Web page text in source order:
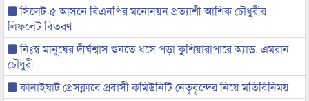
সিলেট-৫ আসনে বিএনপির মনোনয়ন প্রত্যাশী আশিক চৌধুরীর
লিফলেট বিতরণ
নিঃস্ব মানুষের দীর্ঘশ্বাস শুনতে ধসে পড়া কুশিয়ারাপারে অ্যাড. এমরান
চৌধুরী
কানাইঘাট প্রেসক্লাবে প্রবাসী কমিউনিটি নেতৃবৃন্দের নিয়ে মতিবিনিময়